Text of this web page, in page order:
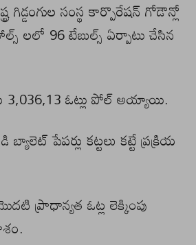
గిడ్డంగుల సంస్థ కార్పొరేషన్ గోడౌన్లో
లలో 96 టేబుల్స్ ఏర్పాటు చేసిన
3,036,13 ఓట్లు పోల్ అయ్యాయి.
పేపర్లు కట్టలు కట్టే ప్రక్రియ
ప్రాధాన్యత ఓట్ల లెక్కింపు